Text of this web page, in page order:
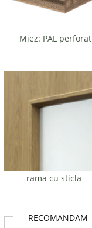
Miez: PAL perforat
rama cu sticla
RECOMANDAM